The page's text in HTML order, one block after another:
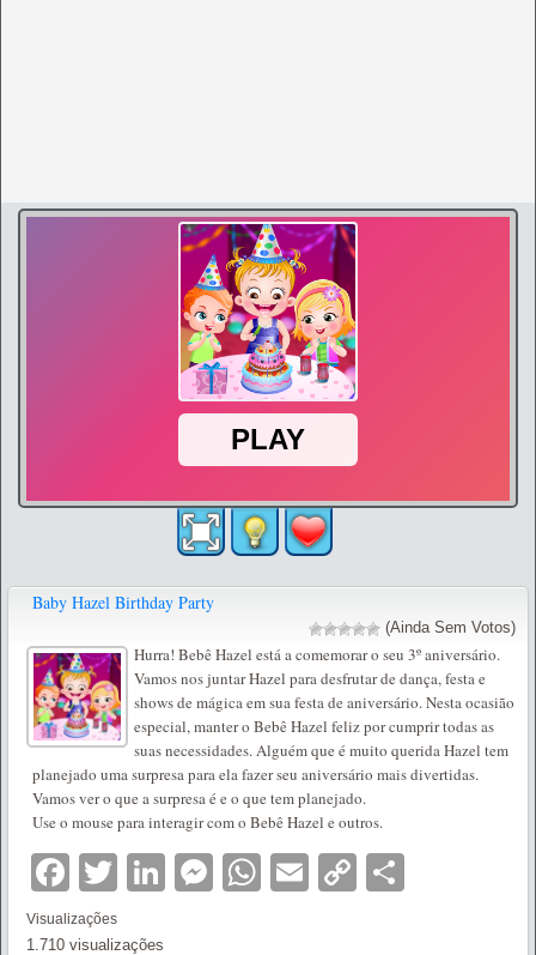
Baby Hazel Birthday Party
(Ainda Sem Votos)
Hurra! Bebê Hazel está a comemorar o seu 3º aniversário.
Vamos nos juntar Hazel para desfrutar de dança, festa e
shows de mágica em sua festa de aniversário. Nesta ocasião
especial, manter o Bebê Hazel feliz por cumprir todas as
suas necessidades. Alguém que é muito querida Hazel tem
planejado uma surpresa para ela fazer seu aniversário mais divertidas.
Vamos ver o que a surpresa é e o que tem planejado.
Use o mouse para interagir com o Bebê Hazel e outros.
Facebook
TwitterLinkedIn
Messenger
WhatsApp
EmailCopy
Visualizações
1.710 visualizações